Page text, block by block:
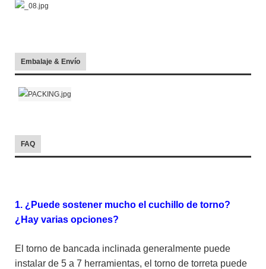
Embalaje & Envío
FAQ
1. ¿Puede sostener mucho el cuchillo de torno?
¿Hay varias opciones?
El torno de bancada inclinada generalmente puede
instalar de 5 a 7 herramientas, el torno de torreta puede